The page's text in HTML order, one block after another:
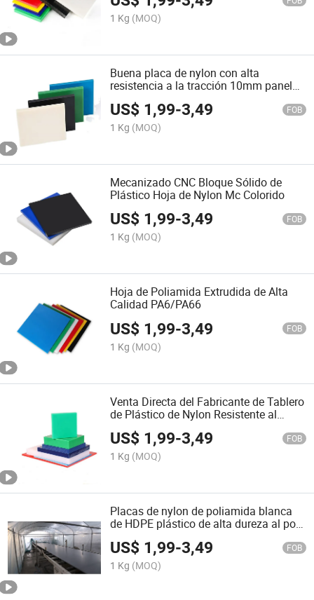
1 Kg (MOQ)
Buena placa de nylon con alta
resistencia a la tracción 10mm panel
de hoja de plástico HDPE/PP
US$ 1,99-3,49 FOB
1 Kg (MOQ)
Mecanizado CNC Bloque Sólido de
Plástico Hoja de Nylon Mc Colorido
US$ 1,99-3,49 FOB
1 Kg (MOQ)
Hoja de Poliamida Extrudida de Alta
Calidad PA6/PA66
US$ 1,99-3,49 FOB
1 Kg (MOQ)
Venta Directa del Fabricante de Tablero
de Plástico de Nylon Resistente al
Desgaste con el Mejor Precio
US$ 1,99-3,49 FOB
1 Kg (MOQ)
Placas de nylon de poliamida blanca
de HDPE plástico de alta dureza al por
mayor
US$ 1,99-3,49 FOB
1 Kg (MOQ)